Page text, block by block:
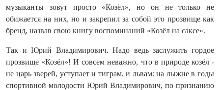
музыканты зовут просто «Козёл», но он не только не
обижается на них, но и закрепил за собой это прозвище как
бренд, назвав свою книгу воспоминаний «Козёл на саксе».
Так и Юрий Владимирович. Надо ведь заслужить гордое
прозвище «Козёл»! И совсем неважно, что в природе козёл -
не царь зверей, уступает и тиграм, и львам: на лыжне в годы
спортивной молодости Юрий Владимирович, по признанию